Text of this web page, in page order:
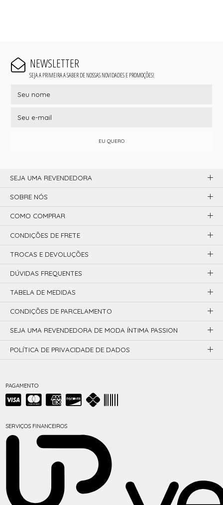
NEWSLETTER
SEJA A PRIMEIRA A SABER DE NOSSAS NOVIDADES E PROMOÇÕES!
EU QUERO
PAGAMENTO
SERVIÇOS FINANCEIROS
SEJA UMA REVENDEDORA
SOBRE NÓS
COMO COMPRAR
CONDIÇÕES DE FRETE
TROCAS E DEVOLUÇÕES
DÚVIDAS FREQUENTES
TABELA DE MEDIDAS
CONDIÇÕES DE PARCELAMENTO
SEJA UMA REVENDEDORA DE MODA ÍNTIMA PASSION
POLÍTICA DE PRIVACIDADE DE DADOS